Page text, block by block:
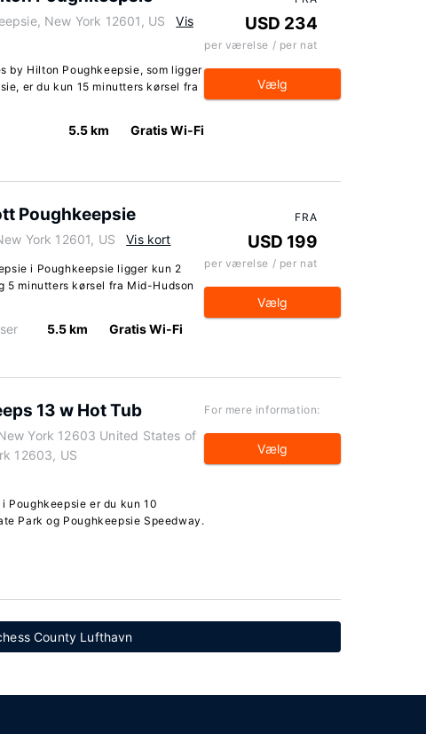
New York 12601, US
Vis
by Hilton Poughkeepsie, som ligger
er du kun 15 minutters kørsel fra
5.5 km Gratis Wi-Fi
USD 234
per værelse / per nat
Vælg
Poughkeepsie
York 12601, US Vis kort
i Poughkeepsie ligger kun 2
5 minutters kørsel fra Mid-Hudson
5.5 km Gratis Wi-Fi
FRA
USD 199
per værelse / per nat
Vælg
13 w Hot Tub
York 12603 United States of
12603, US
Poughkeepsie er du kun 10
Park og Poughkeepsie Speedway.
For mere information:
Vælg
County Lufthavn